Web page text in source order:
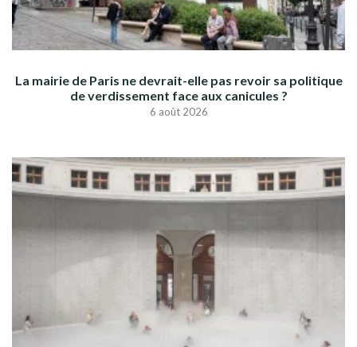
La mairie de Paris ne devrait-elle pas revoir sa politique
de verdissement face aux canicules ?
6 août 2026